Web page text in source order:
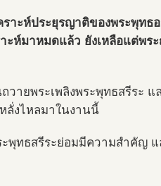
ราะห์ประยุรญาติของพระพุทธ
าะห์มาหมดแล้ว ยังเหลือแต่พร
ายพระเพลิงพระพุทธสรีระ แ
ลั่งไหลมาในงานนี้
ะพุทธสรีระย่อมมีความสำคัญ แ